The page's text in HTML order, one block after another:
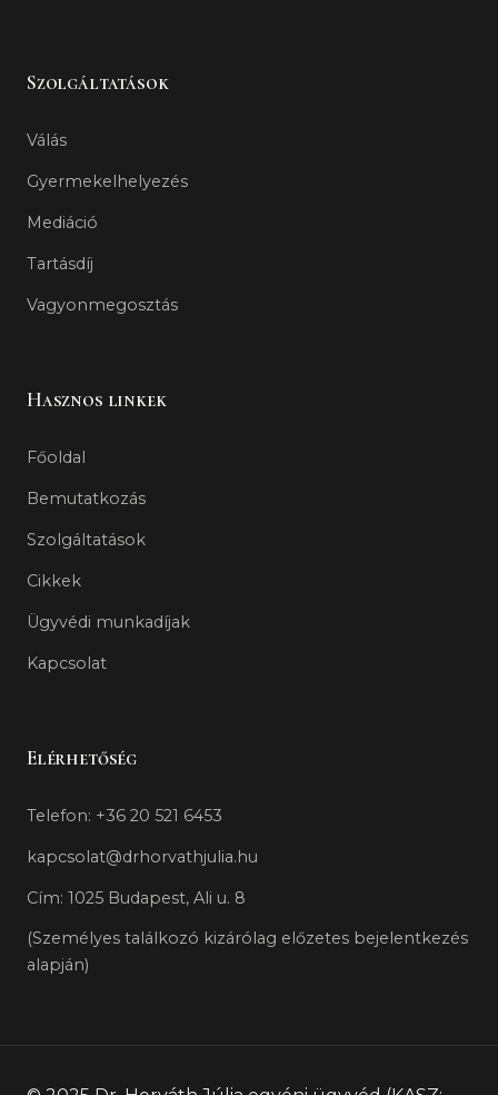
Szolgáltatások
Válás
Gyermekelhelyezés
Mediáció
Tartásdíj
Vagyonmegosztás
Hasznos linkek
Főoldal
Bemutatkozás
Szolgáltatások
Cikkek
Ügyvédi munkadíjak
Kapcsolat
Elérhetőség
Telefon: +36 20 521 6453
kapcsolat@drhorvathjulia.hu
Cím: 1025 Budapest, Ali u. 8
(Személyes találkozó kizárólag előzetes bejelentkezés
alapján)